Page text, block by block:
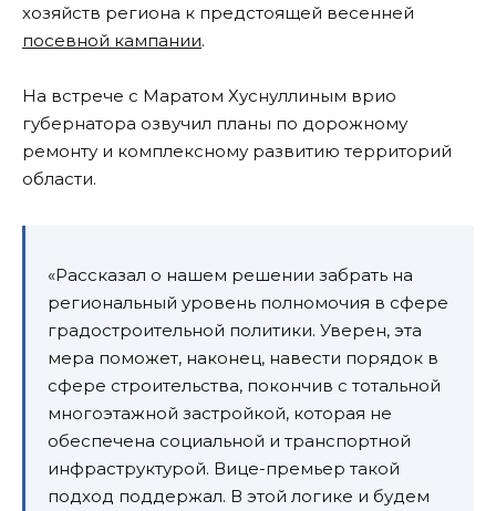
хозяйств региона к предстоящей весенней
посевной кампании.
На встрече с Маратом Хуснуллиным врио
губернатора озвучил планы по дорожному
ремонту и комплексному развитию территорий
области.
«Рассказал о нашем решении забрать на
региональный уровень полномочия в сфере
градостроительной политики. Уверен, эта
мера поможет, наконец, навести порядок в
сфере строительства, покончив с тотальной
многоэтажной застройкой, которая не
обеспечена социальной и транспортной
инфраструктурой. Вице-премьер такой
подход поддержал. В этой логике и будем